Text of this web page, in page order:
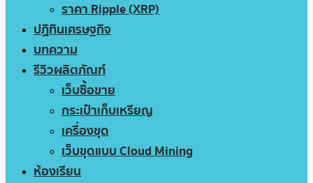
ราคา Ripple (XRP)
ปฏิทินเศรษฐกิจ
บทความ
รีวิวผลิตภัณฑ์
เว็บซื้อขาย
กระเป๋าเก็บเหรียญ
เครื่องขุด
เว็บขุดแบบ Cloud Mining
ห้องเรียน